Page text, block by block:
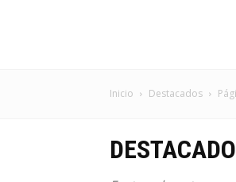
Inicio Destacados